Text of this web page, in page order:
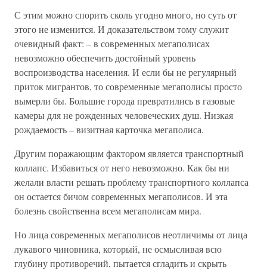
С этим можно спорить сколь угодно много, но суть от
этого не изменится. И доказательством тому служит
очевидный факт: – в современных мегаполисах
невозможно обеспечить достойный уровень
воспроизводства населения. И если бы не регулярный
приток мигрантов, то современные мегаполисы просто
вымерли бы. Большие города превратились в газовые
камеры для не рожденных человеческих душ. Низкая
рождаемость – визитная карточка мегаполиса.
Другим поражающим фактором является транспортный
коллапс. Избавиться от него невозможно. Как бы ни
желали власти решать проблему транспортного коллапса
он остается бичом современных мегаполисов. И эта
болезнь свойственна всем мегаполисам мира.
Но лица современных мегаполисов неотличимы от лица
лукавого чиновника, который, не осмысливая всю
глубину противоречий, пытается сгладить и скрыть